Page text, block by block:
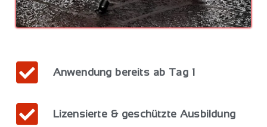
Anwendung bereits ab Tag 1
Lizensierte & geschützte Ausbildung